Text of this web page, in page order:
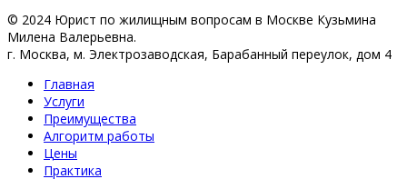
© 2024 Юрист по жилищным вопросам в Москве Кузьмина
Милена Валерьевна.
г. Москва, м. Электрозаводская, Барабанный переулок, дом 4
Главная
Услуги
Преимущества
Алгоритм работы
Цены
Практика